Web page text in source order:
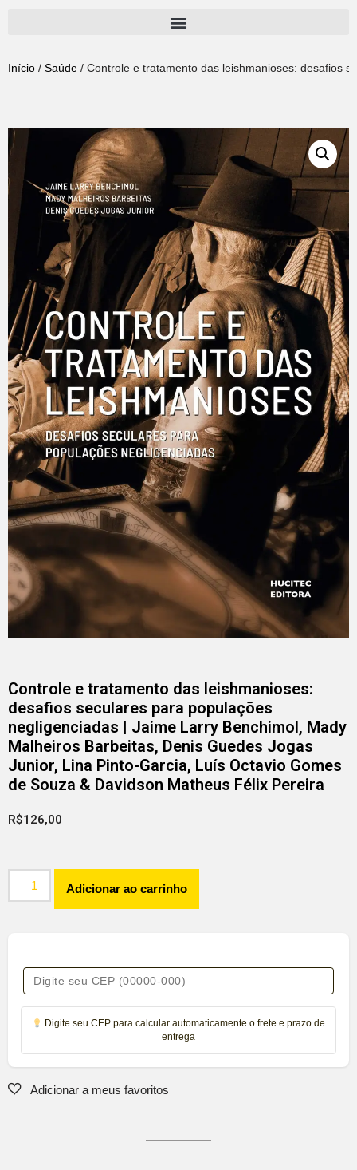
para
Início / Saúde / Controle e tratamento das leishmanioses: desafios
Controle e tratamento das leishmanioses:
desafios seculares para populações
negligenciadas | Jaime Larry Benchimol, Mady
Malheiros Barbeitas, Denis Guedes Jogas
Junior, Lina Pinto-Garcia, Luís Octavio Gomes
de Souza & Davidson Matheus Félix Pereira
R$126,00
Adicionar ao carrinho
Digite seu CEP para calcular automaticamente o frete e prazo de
entrega